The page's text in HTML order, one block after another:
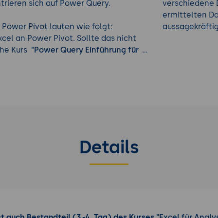
sich auf Power Query.
Pivot lauten wie folgt:
an Power Pivot. Sollte das nicht
Kurs "Power Query Einführung für
einer Spalte mit Formeln in
(ein Analogon eines
hinzugefügt. All dies ist in
verschiedene
ermittelten
Details